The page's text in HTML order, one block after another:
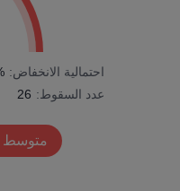
احتمالية الانخفاض:
عدد السقوط: 26
متوسط